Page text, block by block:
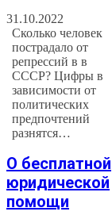
31.10.2022
Сколько человек
пострадало от
репрессий в в
СССР? Цифры в
зависимости от
политических
предпочтений
разнятся…
О бесплатной
юридической
помощи